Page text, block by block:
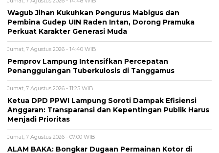
Wagub Jihan Kukuhkan Pengurus Mabigus dan
Pembina Gudep UIN Raden Intan, Dorong Pramuka
Perkuat Karakter Generasi Muda
Jumat, 7 Agustus 2026 - 14:40 WIB
Pemprov Lampung Intensifkan Percepatan
Penanggulangan Tuberkulosis di Tanggamus
Jumat, 7 Agustus 2026 - 11:25 WIB
Ketua DPD PPWI Lampung Soroti Dampak Efisiensi
Anggaran: Transparansi dan Kepentingan Publik Harus
Menjadi Prioritas
Jumat, 7 Agustus 2026 - 07:00 WIB
ALAM BAKA: Bongkar Dugaan Permainan Kotor di